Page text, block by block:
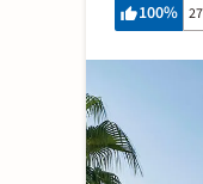
100%